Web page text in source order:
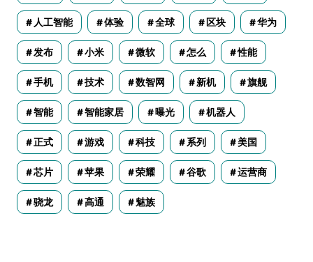
人工智能 体验 全球 区块 华为
发布 小米 微软 怎么 性能
手机 技术 数智网 新机 旗舰
智能 智能家居 曝光 机器人
正式 游戏 科技 系列 美国
芯片 苹果 荣耀 谷歌 运营商
骁龙 高通 魅族